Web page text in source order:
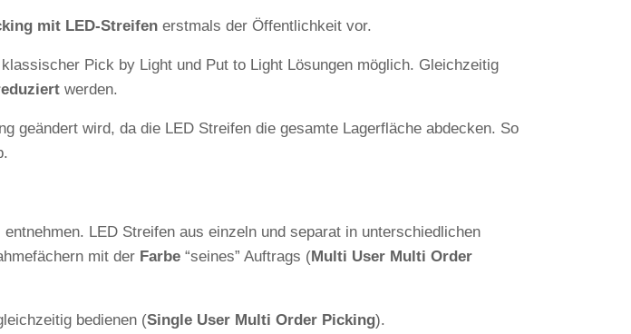
mit LED-Streifen erstmals der Öffentlichkeit vor.
Pick by Light und Put to Light Lösungen möglich. Gleichzeitig
werden.
geändert wird, da die LED Streifen die gesamte Lagerfläche abdecken. So
LED Streifen aus einzeln und separat in unterschiedlichen
mit der Farbe “seines” Auftrags (Multi User Multi Order
bedienen (Single User Multi Order Picking).